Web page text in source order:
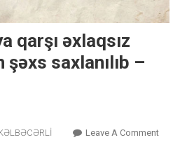
qarşı əxlaqsız
saxlanılıb –
Leave A CommentOn